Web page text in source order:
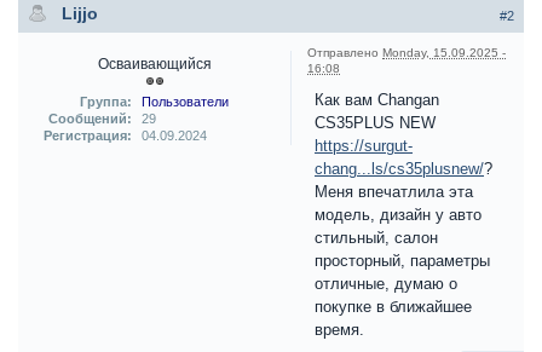
#2
Lijjo
Осваивающийся
Группа:
Пользователи
Сообщений:
29
Регистрация:
04.09.2024
Отправлено Monday, 15.09.2025 -
16:08
Как вам Changan
CS35PLUS NEW
https://surgut-
chang...ls/cs35plusnew/?
Меня впечатлила эта
модель, дизайн у авто
стильный, салон
просторный, параметры
отличные, думаю о
покупке в ближайшее
время.